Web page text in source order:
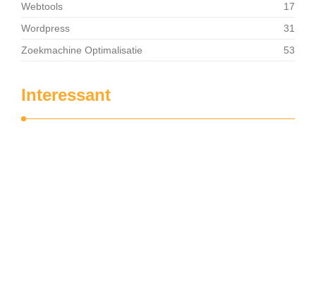
Webtools
17
Wordpress
31
Zoekmachine Optimalisatie
53
Interessant